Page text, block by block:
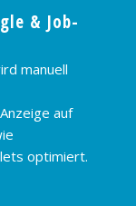
& Job-
manuell
auf
optimiert.